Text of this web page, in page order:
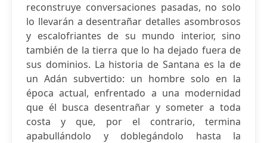
reconstruye conversaciones pasadas, no solo
lo llevarán a desentrañar detalles asombrosos
y escalofriantes de su mundo interior, sino
también de la tierra que lo ha dejado fuera de
sus dominios. La historia de Santana es la de
un Adán subvertido: un hombre solo en la
época actual, enfrentado a una modernidad
que él busca desentrañar y someter a toda
costa y que, por el contrario, termina
apabullándolo y doblegándolo hasta la